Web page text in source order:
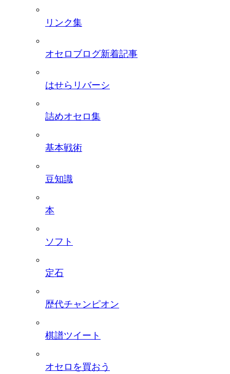
リンク集
オセロブログ新着記事
はせらリバーシ
詰めオセロ集
基本戦術
豆知識
本
ソフト
定石
歴代チャンピオン
棋譜ツイート
オセロを買おう